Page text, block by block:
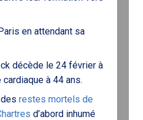
en attendant sa
décède le 24 février à
à 44 ans.
restes mortels de
d’abord inhumé